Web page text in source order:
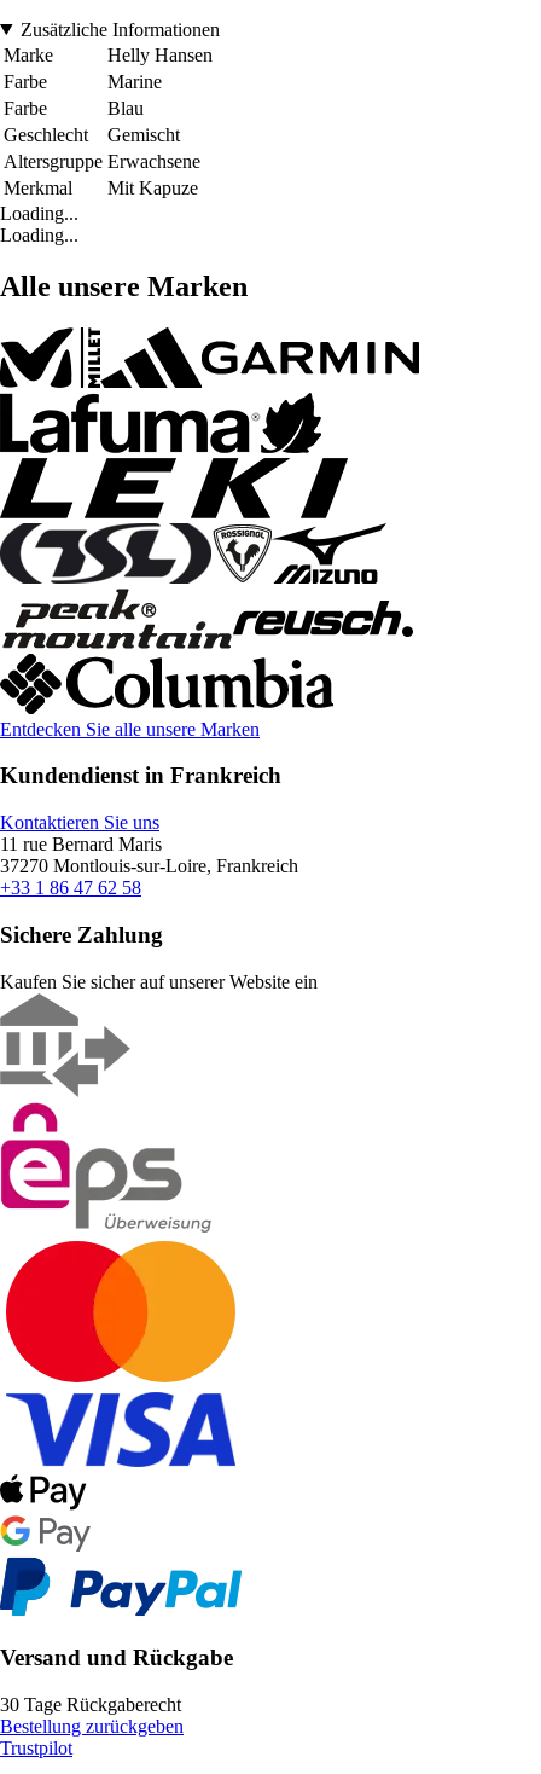
Zusätzliche Informationen
Marke
Helly Hansen
Farbe
Marine
Farbe
Blau
Geschlecht
Gemischt
Altersgruppe Erwachsene
Merkmal
Mit Kapuze
Loading...
Loading...
Alle unsere Marken
Entdecken Sie alle unsere Marken
Kundendienst in Frankreich
Kontaktieren Sie uns
11 rue Bernard Maris
37270 Montlouis-sur-Loire, Frankreich
+33 1 86 47 62 58
Sichere Zahlung
Kaufen Sie sicher auf unserer Website ein
Versand und Rückgabe
30 Tage Rückgaberecht
Bestellung zurückgeben
Trustpilot